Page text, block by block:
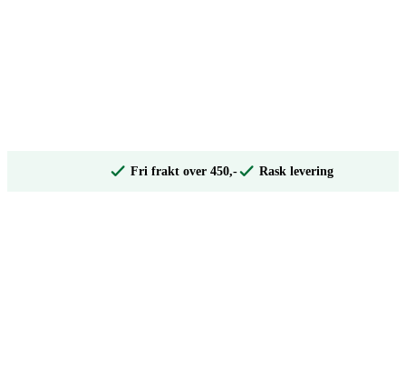
Fri frakt over 450,- Rask levering